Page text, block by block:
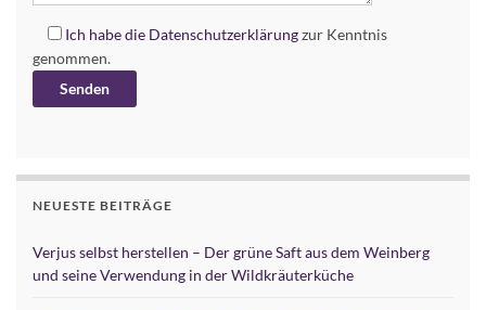
Ich habe die Datenschutzerklärungzur Kenntnis
genommen.
NEUESTE BEITRÄGE
Verjus selbst herstellen – Der grüne Saft aus dem Weinberg
und seine Verwendung in der Wildkräuterküche